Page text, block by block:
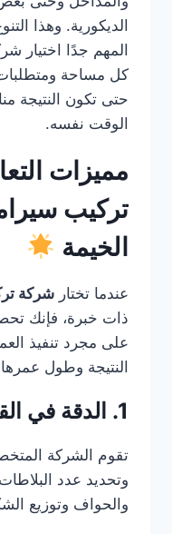
الديكورية. وهذا
المهم جدًا
كل مساحة
حتى تكون النتيجة
الوقت نفسه.
مميزات
تركيب
الخيمة
عندما تختار شركة
ذات خبرة، فإنك
على مجرد تنفيذ
النتيجة وطول
1. الدقة في القياس والتخطيط
تقوم الشركة
وتحديد عدد
والحواف وتوزيع